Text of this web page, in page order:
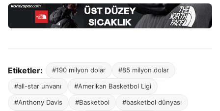
Etiketler: #190 milyon dolar #85 milyon dolar
#all-star unvanı #Amerikan Basketbol Ligi
#Anthony Davis #Basketbol #basketbol dünyası